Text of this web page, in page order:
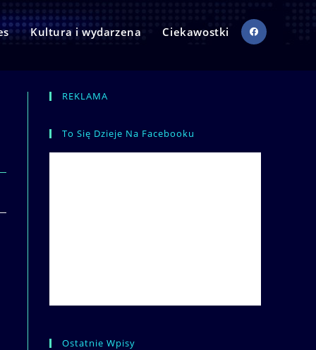
Kultura i wydarzena Ciekawostki
REKLAMA
To Się Dzieje Na Facebooku
Ostatnie Wpisy